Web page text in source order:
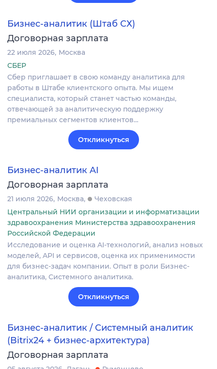
Бизнес-аналитик (Штаб СХ)
Договорная зарплата
22 июля 2026 Москва
СБЕР
Сбер приглашает в свою команду аналитика для
работы в Штабе клиентского опыта. Мы ищем
специалиста, который станет частью команды,
отвечающей за аналитическую поддержку
премиальных сегментов клиентов…
Откликнуться
Бизнес-аналитик AI
Договорная зарплата
21 июля 2026 Москва
Чеховская
Центральный НИИ организации и информатизации
здравоохранения Министерства здравоохранения
Российской Федерации
Исследование и оценка AI-технологий, анализ новых
моделей, API и сервисов, оценка их применимости
для бизнес-задач компании. Опыт в роли Бизнес-
аналитика, Системного аналитика.
Откликнуться
Бизнес-аналитик / Системный аналитик
(Bitrix24 + бизнес-архитектура)
Договорная зарплата